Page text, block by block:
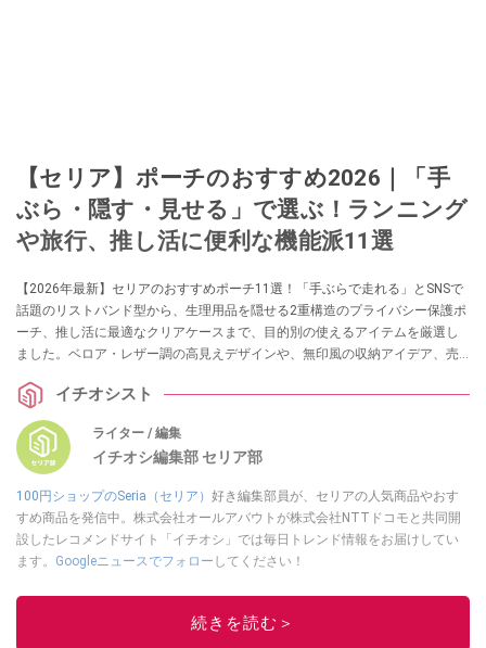
【セリア】ポーチのおすすめ2026｜「手
ぶら・隠す・見せる」で選ぶ！ランニング
や旅行、推し活に便利な機能派11選
【2026年最新】セリアのおすすめポーチ11選！「手ぶらで走れる」とSNSで
話題のリストバンド型から、生理用品を隠せる2重構造のプライバシー保護ポ
ーチ、推し活に最適なクリアケースまで、目的別の使えるアイテムを厳選し
ました。ベロア・レザー調の高見えデザインや、無印風の収納アイデア、売
を徹底紹介します。
イチオシスト
ライター / 編集
イチオシ編集部 セリア部
100円ショップのSeria（セリア） 好き編集部員が、セリアの人気商品やおす
すめ商品を発信中。株式会社オールアバウトが株式会社NTTドコモと共同開
設したレコメンドサイト「イチオシ」では毎日トレンド情報をお届けしてい
ます。 Googleニュースでフォロー してください！
このイチオシストの他の記事を読む
続きを読む＞